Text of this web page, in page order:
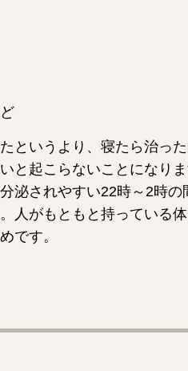
というより、寝たら治っ
と起こらないことになり
泌されやすい22時～2時の
人がもともと持っている
です。